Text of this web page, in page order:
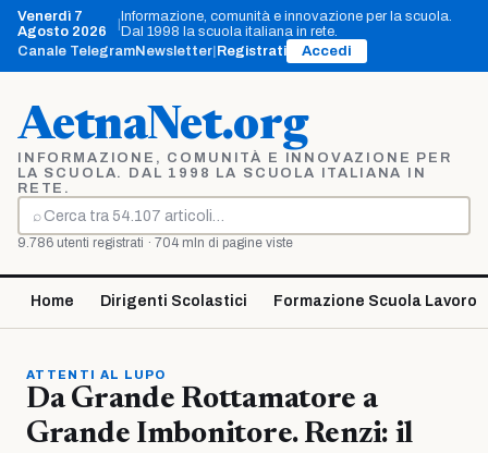
Vai
contenuto
Venerdì 7
Agosto 2026
Informazione, comunità e innovazione per la scuola.
Dal 1998 la scuola italiana in rete.
Canale TelegramNewsletter Registrati Accedi
AetnaNet.org
INFORMAZIONE, COMUNITÀ E INNOVAZIONE PER
LA SCUOLA. DAL 1998 LA SCUOLA ITALIANA IN
RETE.
⌕
Cerca
9.786 utenti registrati · 704 mln di pagine viste
Home Dirigenti Scolastici Formazione Scuola Lavoro
ATTENTI AL LUPO
Da Grande Rottamatore a
Grande Imbonitore. Renzi: il